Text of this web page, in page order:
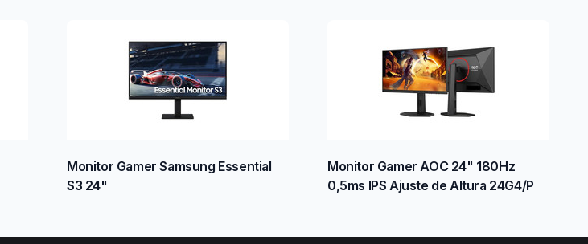
Monitor Gamer Samsung Essential
S3 24"
Monitor Gamer AOC 24" 180Hz
0,5ms IPS Ajuste de Altura 24G4/P